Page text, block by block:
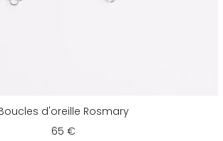
d'oreille Rosmary
65 €